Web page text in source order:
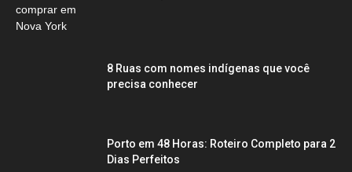
8 Ruas com nomes indígenas que você
precisa conhecer
Porto em 48 Horas: Roteiro Completo para 2
Dias Perfeitos